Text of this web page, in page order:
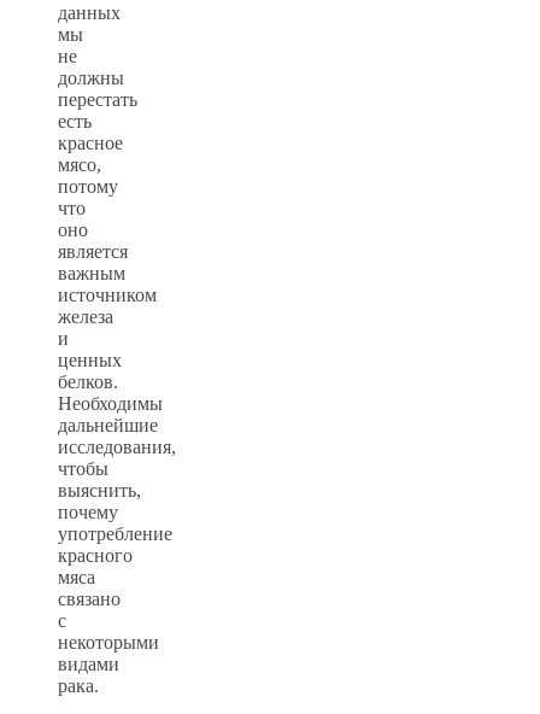
данных
мы
не
должны
перестать
есть
красное
мясо,
потому
что
оно
является
важным
источником
железа
и
ценных
белков.
Необходимы
дальнейшие
исследования,
чтобы
выяснить,
почему
употребление
красного
мяса
связано
с
некоторыми
видами
рака.